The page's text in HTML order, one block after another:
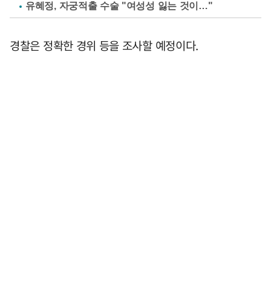
유혜정, 자궁적출 수술 "여성성 잃는 것이…"
경찰은 정확한 경위 등을 조사할 예정이다.